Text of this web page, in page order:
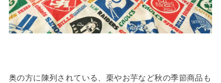
奥の方に陳列されている、栗やお芋など秋の季節商品も